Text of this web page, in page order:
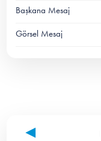
Başkana Mesaj
Görsel Mesaj